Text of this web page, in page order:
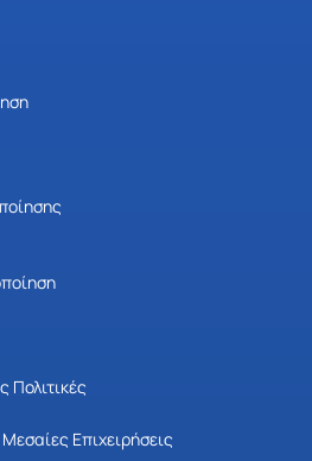
Πολιτικές
Επιχειρήσεις